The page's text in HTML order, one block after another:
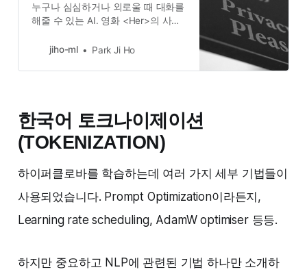
누구나 심심하거나 외로울 때 대화를
해줄 수 있는 AI. 영화 <Her>의 사만
[/weekly-nlp-32/www.luda.ai] 는
니다만, 이 논란이 남긴 여러 문제는
한번 짚고 넘어가야 할 가치가 있습
니다. 지난 글 [/weekly-nlp-31] 에서
봇의 기술적인 부분에 집중했다면,
보…
jiho-ml Park Ji Ho
한국어 토크나이제이션
(TOKENIZATION)
하이퍼클로바를 학습하는데 여러 가지 세부 기법들이
사용되었습니다. Prompt Optimization이라든지,
Learning rate scheduling, AdamW optimiser 등등.
하지만 중요하고 NLP에 관련된 기법 하나만 소개하